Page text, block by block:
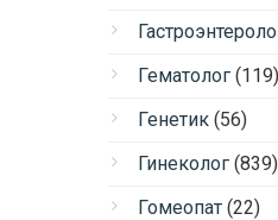
Гематолог (119)
Генетик (56)
Гинеколог (839)
Гомеопат (22)